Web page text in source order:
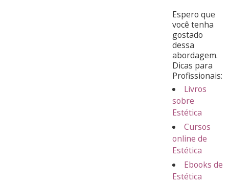
Espero que
você tenha
gostado
dessa
abordagem.
Dicas para
Profissionais:
Livros
sobre
Estética
Cursos
online de
Estética
Ebooks de
Estética